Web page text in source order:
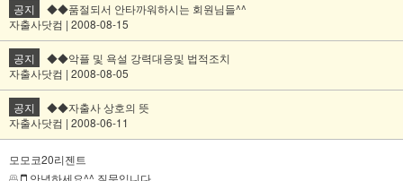
공지
◆◆품절되서 안타까워하시는 회원님들^^
자출사닷컴 | 2008-08-15
공지
◆◆악플 및 욕설 강력대응및 법적조치
자출사닷컴 | 2008-08-05
공지
◆◆자출사 상호의 뜻
자출사닷컴 | 2008-06-11
모모코20리젠트
안녕하세요^^ 질문입니다